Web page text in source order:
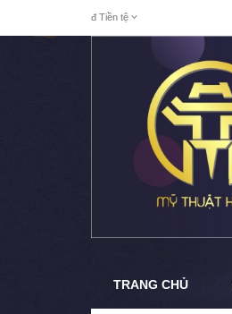
đ Tiền tệ
TRANG CHỦ